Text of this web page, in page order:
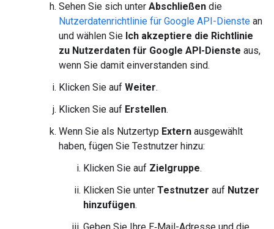
Sehen Sie sich unter Abschließen die
Nutzerdatenrichtlinie für Google API-Dienste an
und wählen Sie Ich akzeptiere die Richtlinie
zu Nutzerdaten für Google API-Dienste aus,
wenn Sie damit einverstanden sind.
Klicken Sie auf Weiter.
Klicken Sie auf Erstellen.
Wenn Sie als Nutzertyp Extern ausgewählt
haben, fügen Sie Testnutzer hinzu:
Klicken Sie auf Zielgruppe.
Klicken Sie unter Testnutzer auf Nutzer
hinzufügen.